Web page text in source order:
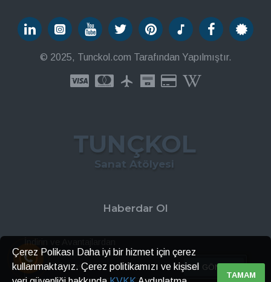
© 2025, Tunckol.com Tarafından Yapılmıştır.
TUNÇKOL
Sanat Atölyesi
Haberdar Ol
İndirin ve Avantajlardan
GÖNDER
TAMAM
Çerez Polikası Daha iyi bir hizmet için çerez
kullanmaktayız. Çerez politikamızı ve kişisel